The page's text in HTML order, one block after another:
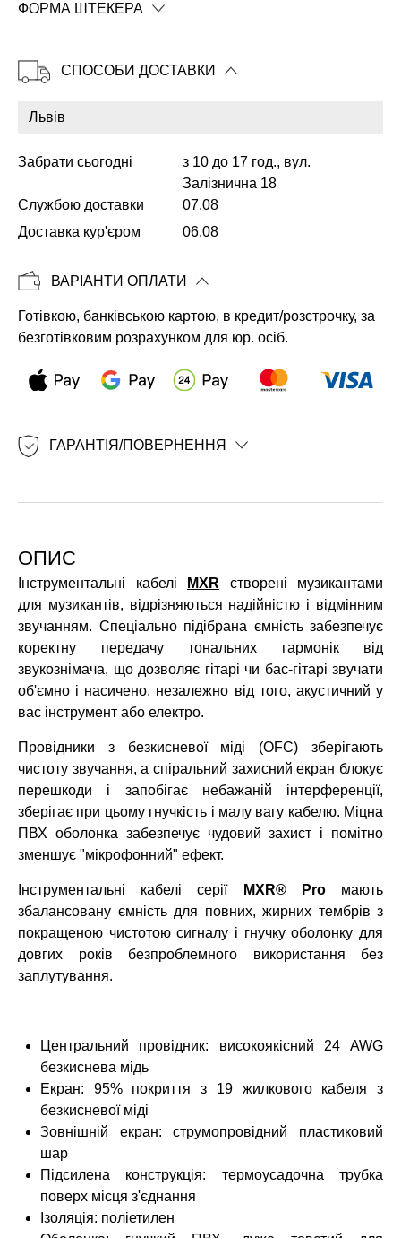
ФОРМА ШТЕКЕРА
СПОСОБИ ДОСТАВКИ
Забрати сьогодні
з 10 до 17 год., вул.
Залізнична 18
Службою доставки
07.08
Доставка кур'єром
06.08
ВАРІАНТИ ОПЛАТИ
Готівкою, банківською картою, в кредит/розстрочку, за
безготівковим розрахунком для юр. осіб.
ГАРАНТІЯ/ПОВЕРНЕННЯ
ОПИС
Інструментальні кабелі MXR
створені музикантами
для музикантів, відрізняються надійністю і відмінним
звучанням. Спеціально підібрана ємність забезпечує
коректну передачу тональних гармонік від
звукознімача, що дозволяє гітарі чи бас-гітарі звучати
об'ємно і насичено, незалежно від того, акустичний у
вас інструмент або електро.
Провідники з безкисневої міді (OFC) зберігають
чистоту звучання, а спіральний захисний екран блокує
перешкоди і запобігає небажаній інтерференції,
зберігає при цьому гнучкість і малу вагу кабелю. Міцна
ПВХ оболонка забезпечує чудовий захист і помітно
зменшує "мікрофонний" ефект.
Інструментальні кабелі серії MXR® Pro мають
збалансовану ємність для повних, жирних тембрів з
покращеною чистотою сигналу і гнучку оболонку для
довгих років безпроблемного використання без
заплутування.
Центральний провідник: високоякісний 24 AWG
безкиснева мідь
Екран: 95% покриття з 19 жилкового кабеля з
безкисневої міді
Зовнішній екран: струмопровідний пластиковий
шар
Підсилена конструкція: термоусадочна трубка
поверх місця з'єднання
Ізоляція: поліетилен